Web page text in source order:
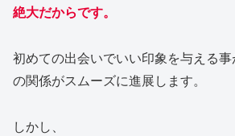
絶大だからです。
初めての出会いでいい印象を与える
の関係がスムーズに進展します。
しかし、